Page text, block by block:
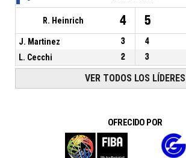
R. Heinrich 4 5
J. Martinez 3 4
L. Cecchi
2 3
VER TODOS LOS LÍDERES
OFRECIDO POR